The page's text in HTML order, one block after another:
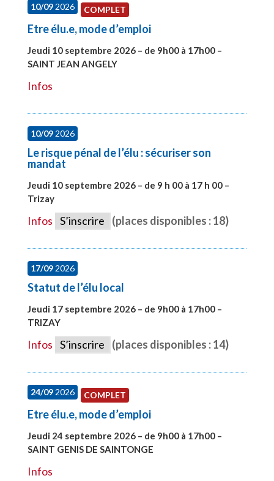
10/092026 COMPLET
Etre élu.e, mode d’emploi
Jeudi 10 septembre 2026 – de 9h00 à 17h00 –
SAINT JEAN ANGELY
Infos
10/092026
Le risque pénal de l’élu : sécuriser son
mandat
Jeudi 10 septembre 2026 – de 9 h 00 à 17 h 00 –
Trizay
Infos S’inscrire (places disponibles : 18)
17/092026
Statut de l’élu local
Jeudi 17 septembre 2026 – de 9h00 à 17h00 –
TRIZAY
Infos S’inscrire (places disponibles : 14)
24/092026 COMPLET
Etre élu.e, mode d’emploi
Jeudi 24 septembre 2026 – de 9h00 à 17h00 –
SAINT GENIS DE SAINTONGE
Infos